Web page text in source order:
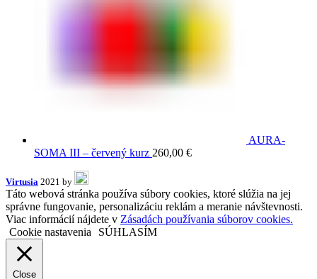
AURA-
SOMA III – červený kurz 260,00 €
Virtusia 2021 by
Táto webová stránka používa súbory cookies, ktoré slúžia na jej
správne fungovanie, personalizáciu reklám a meranie návštevnosti.
Viac informácií nájdete v Zásadách používania súborov cookies.
Cookie nastavenia
SÚHLASÍM
Close